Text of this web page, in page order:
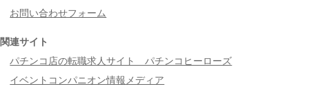
お問い合わせフォーム
関連サイト
パチンコ店の転職求人サイト パチンコヒーローズ
イベントコンパニオン情報メディア